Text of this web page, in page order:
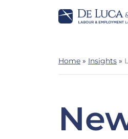
Home » Insights »